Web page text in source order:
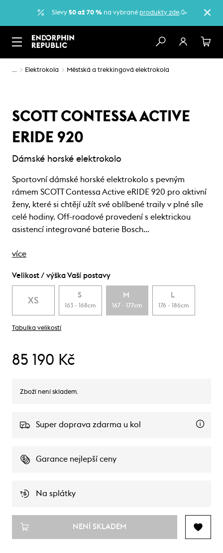
Slevy 50 až 70 % na vybrané produkty zde.🥳
… Elektrokola Městská a trekkingová elektrokola
SCOTT CONTESSA ACTIVE
ERIDE 920
Dámské horské elektrokolo
Sportovní dámské horské elektrokolo s pevným
rámem SCOTT Contessa Active eRIDE 920 pro aktivní
ženy, které si chtějí užít své oblíbené traily v plné síle
celé hodiny. Off-roadové provedení s elektrickou
asistencí integrované baterie Bosch…
více
Velikost / výška Vaší postavy
XS
S
163 - 168cm
M
167 - 177cm
L
176 - 186cm
Tabulka velikostí
85 190 Kč
Zboží není skladem.
Super doprava zdarma u kol
Garance nejlepší ceny
Na splátky
NENÍ SKLADEM